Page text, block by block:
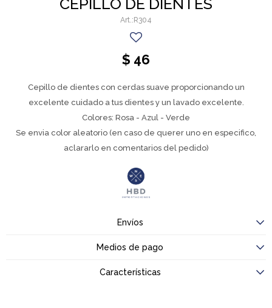
CEPILLO DE DIENTES
R304
$ 46
Cepillo de dientes con cerdas suave proporcionando un
excelente cuidado a tus dientes y un lavado excelente.
Colores: Rosa - Azul - Verde
Se envia color aleatorio (en caso de querer uno en especifico,
aclararlo en comentarios del pedido)
Envíos
Medios de pago
Características